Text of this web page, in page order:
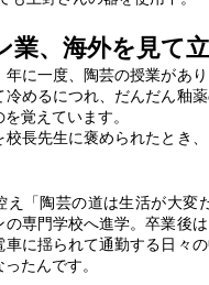
業、海外を見て
に一度、陶芸の授業があ
冷めるにつれ、だんだん釉
を覚えています。
校長先生に褒められたとき
え「陶芸の道は生活が大変
の専門学校へ進学。卒業後
車に揺られて通勤する日々
ったんです。